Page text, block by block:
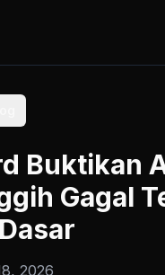
Buktikan
Gagal
2026